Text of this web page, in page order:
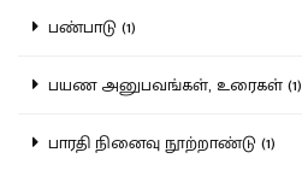
பண்பாடு (1)
பயண அனுபவங்கள், உரைகள் (1)
பாரதி நினைவு நூற்றாண்டு (1)